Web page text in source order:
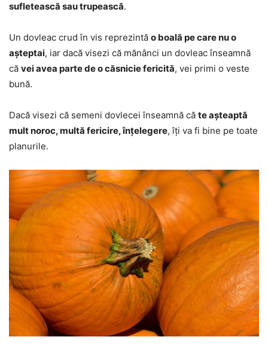
sufletească sau trupească.
Un dovleac crud în vis reprezintă o boală pe care nu o
așteptai, iar dacă visezi că mănânci un dovleac înseamnă
că vei avea parte de o căsnicie fericită, vei primi o veste
bună.
Dacă visezi că semeni dovlecei înseamnă că te așteaptă
mult noroc, multă fericire, înțelegere, îți va fi bine pe toate
planurile.